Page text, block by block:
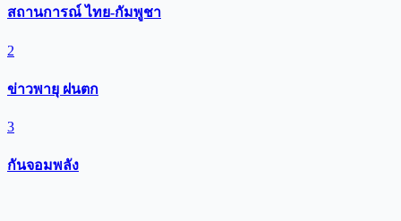
สถานการณ์ ไทย-กัมพูชา
2
ข่าวพายุ ฝนตก
3
กันจอมพลัง